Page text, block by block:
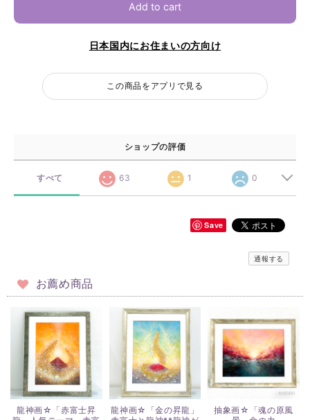
Add to cart
日本国内にお住まいの方向け
この商品をアプリで見る
ショップの評価
すべて 63 1 0
Save
通報する
お薦め商品
龍神画☆「赤富士昇
龍神画☆「金の昇龍」
抽象画☆「魂の原風